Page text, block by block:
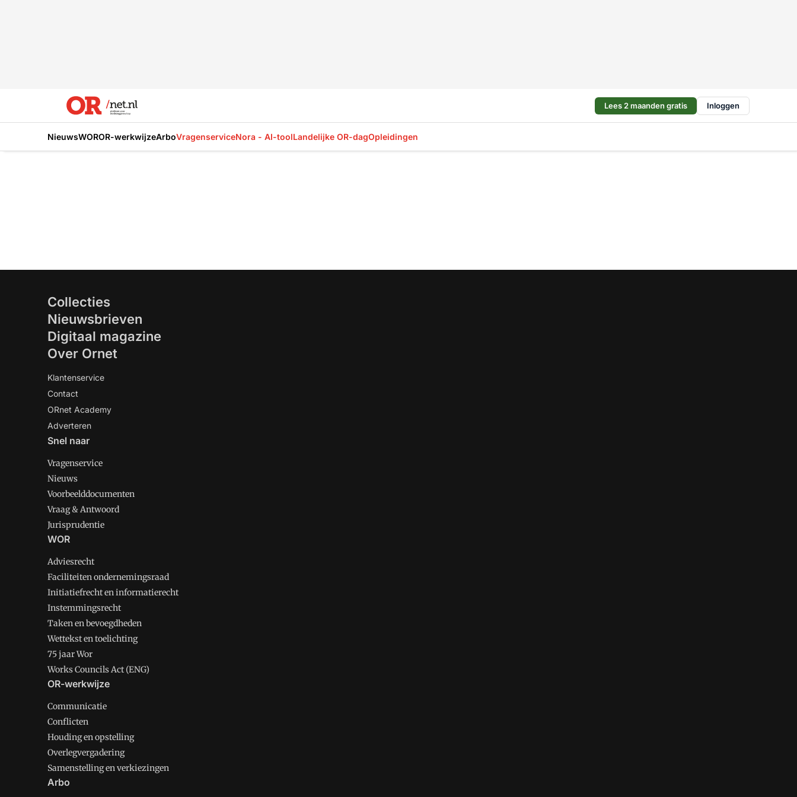
Lees 2 maanden gratis Inloggen
NieuwsWOROR-werkwijzeArboVragenserviceNora - AI-toolLandelijke OR-dagOpleidingen
Collecties
Nieuwsbrieven
Digitaal magazine
Over Ornet
Klantenservice
Contact
ORnet Academy
Adverteren
Snel naar
Vragenservice
Nieuws
Voorbeelddocumenten
Vraag & Antwoord
Jurisprudentie
WOR
Adviesrecht
Faciliteiten ondernemingsraad
Initiatiefrecht en informatierecht
Instemmingsrecht
Taken en bevoegdheden
Wettekst en toelichting
75 jaar Wor
Works Councils Act (ENG)
OR-werkwijze
Communicatie
Conflicten
Houding en opstelling
Overlegvergadering
Samenstelling en verkiezingen
Arbo